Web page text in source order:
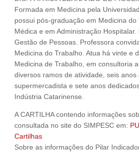
Formada em Medicina pela
possui pós-graduação em Medicina
Médica e em Administração Hospitalar.
Gestão de Pessoas. Professora
Medicina do Trabalho. Atua há vinte e
Medicina de Trabalho, em consultoria
diversos ramos de atividade, seis anos
supermercadista e sete anos
Indústria Catarinense.
A CARTILHA contendo informações
consultada no site do SIMPESC em:
Cartilhas
Sobre as informações do Pilar